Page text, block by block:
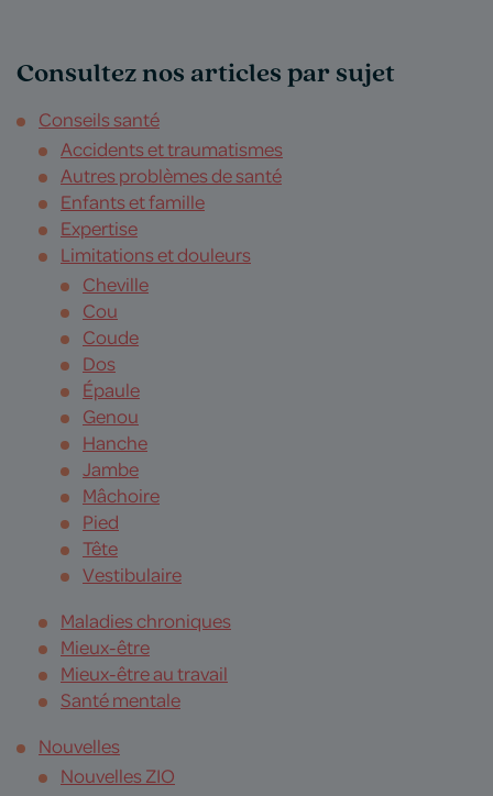
Consultez nos articles par sujet
Conseils santé
Accidents et traumatismes
Autres problèmes de santé
Enfants et famille
Expertise
Limitations et douleurs
Cheville
Cou
Coude
Dos
Épaule
Genou
Hanche
Jambe
Mâchoire
Pied
Tête
Vestibulaire
Maladies chroniques
Mieux-être
Mieux-être au travail
Santé mentale
Nouvelles
Nouvelles ZIO